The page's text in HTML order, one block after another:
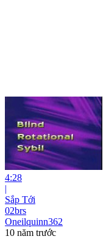
4:28
|
Sắp Tới
02brs
Oneilquinn362
10 năm trước